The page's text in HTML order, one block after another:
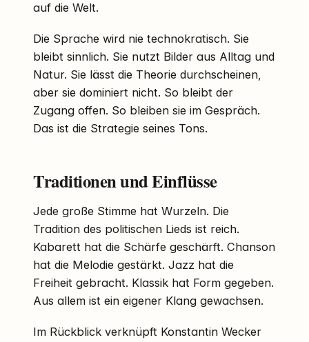
auf die Welt.
Die Sprache wird nie technokratisch. Sie
bleibt sinnlich. Sie nutzt Bilder aus Alltag und
Natur. Sie lässt die Theorie durchscheinen,
aber sie dominiert nicht. So bleibt der
Zugang offen. So bleiben sie im Gespräch.
Das ist die Strategie seines Tons.
Traditionen und Einflüsse
Jede große Stimme hat Wurzeln. Die
Tradition des politischen Lieds ist reich.
Kabarett hat die Schärfe geschärft. Chanson
hat die Melodie gestärkt. Jazz hat die
Freiheit gebracht. Klassik hat Form gegeben.
Aus allem ist ein eigener Klang gewachsen.
Im Rückblick verknüpft Konstantin Wecker